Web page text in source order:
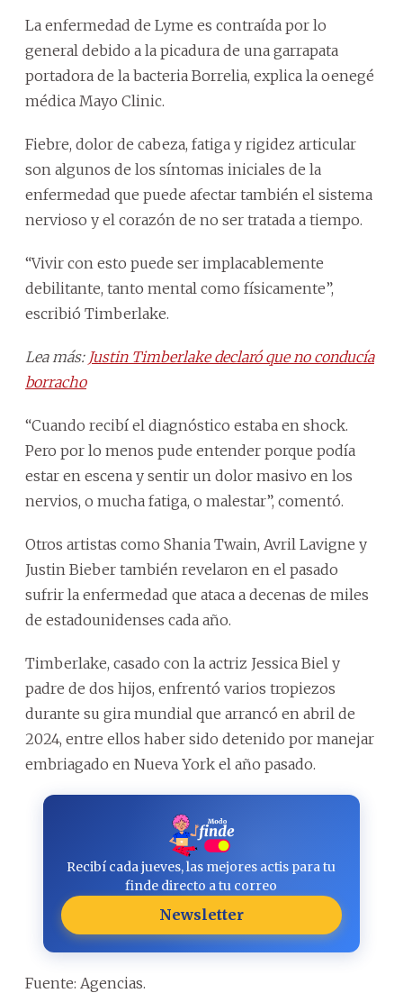
La enfermedad de Lyme es contraída por lo
general debido a la picadura de una garrapata
portadora de la bacteria Borrelia, explica la oenegé
médica Mayo Clinic.
Fiebre, dolor de cabeza, fatiga y rigidez articular
son algunos de los síntomas iniciales de la
enfermedad que puede afectar también el sistema
nervioso y el corazón de no ser tratada a tiempo.
“Vivir con esto puede ser implacablemente
debilitante, tanto mental como físicamente”,
escribió Timberlake.
Lea más: Justin Timberlake declaró que no conducía
borracho
“Cuando recibí el diagnóstico estaba en shock.
Pero por lo menos pude entender porque podía
estar en escena y sentir un dolor masivo en los
nervios, o mucha fatiga, o malestar”, comentó.
Otros artistas como Shania Twain, Avril Lavigne y
Justin Bieber también revelaron en el pasado
sufrir la enfermedad que ataca a decenas de miles
de estadounidenses cada año.
Timberlake, casado con la actriz Jessica Biel y
padre de dos hijos, enfrentó varios tropiezos
durante su gira mundial que arrancó en abril de
2024, entre ellos haber sido detenido por manejar
embriagado en Nueva York el año pasado.
Recibí cada jueves, las mejores actis para tu
finde directo a tu correo
Newsletter
Fuente: Agencias.